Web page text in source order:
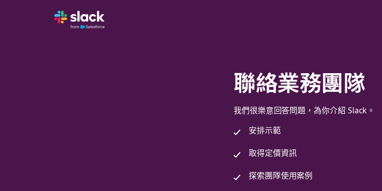
聯絡業務團隊
我們很樂意回答問題，為你介紹 Slack。
安排示範
取得定價資訊
探索團隊使用案例